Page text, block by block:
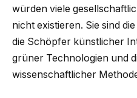
würden viele
nicht existieren. Sie sind
die Schöpfer künstlicher
grüner Technologien und
wissenschaftlicher